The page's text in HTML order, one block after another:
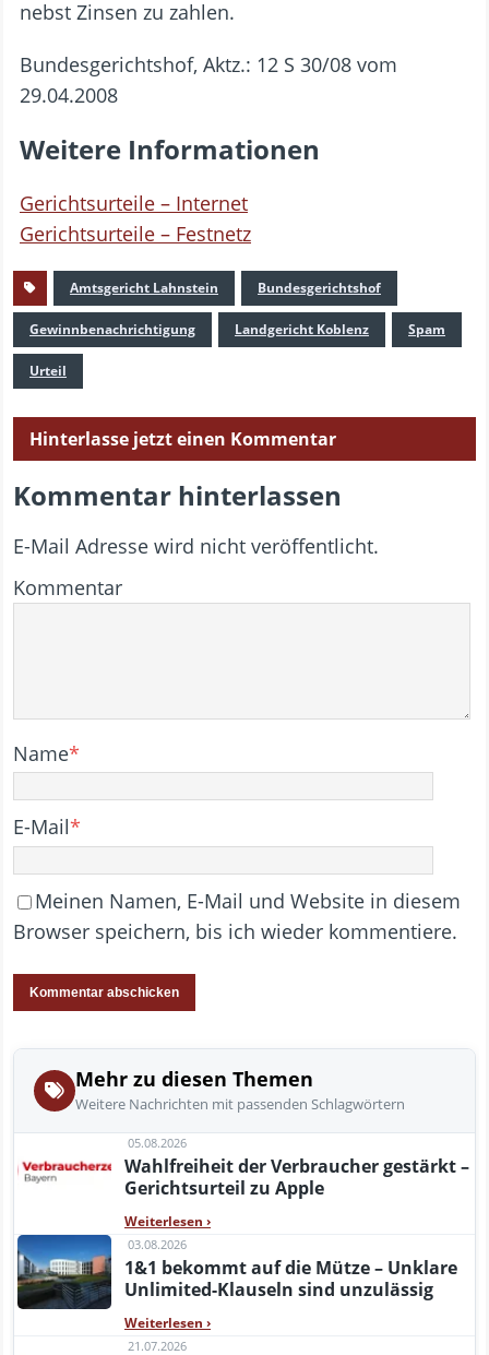
nebst Zinsen zu zahlen.
Bundesgerichtshof, Aktz.: 12 S 30/08 vom
29.04.2008
Weitere Informationen
Gerichtsurteile – Internet
Gerichtsurteile – Festnetz
Amtsgericht Lahnstein Bundesgerichtshof
Gewinnbenachrichtigung Landgericht Koblenz Spam
Urteil
Hinterlasse jetzt einen Kommentar
Kommentar hinterlassen
E-Mail Adresse wird nicht veröffentlicht.
Kommentar
Name*
E-Mail*
Meinen Namen, E-Mail und Website in diesem
Browser speichern, bis ich wieder kommentiere.
Mehr zu diesen Themen
Weitere Nachrichten mit passenden Schlagwörtern
05.08.2026
Wahlfreiheit der Verbraucher gestärkt –
Gerichtsurteil zu Apple
Weiterlesen ›
03.08.2026
1&1 bekommt auf die Mütze – Unklare
Unlimited-Klauseln sind unzulässig
Weiterlesen ›
21.07.2026